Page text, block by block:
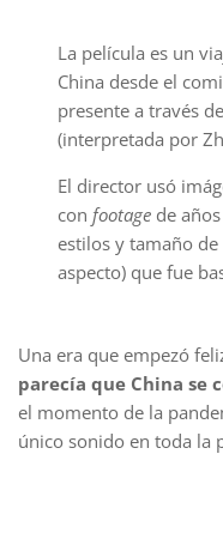
La película es un
China desde el
presente a través
(interpretada por
El director usó
con footage de
estilos y tamaño
aspecto) que fue
Una era que empezó
parecía que China se
el momento de la
único sonido en toda la